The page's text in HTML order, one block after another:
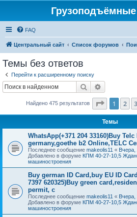
FAQ
Центральный сайт Список форумов
Темы без ответов
Перейти к расширенному поиску
Поиск
Найдено 475 результатов Страница
1 2 3
Темы
WhatsApp(+371 204 33160)Buy
germany,goethe b2 Online,TELC
Последнее сообщение makeolis11 « Вчера,
Добавлено в форуме КПМ 40-27-10,5
машиностроения
Buy german ID Card,buy EU ID
7397 620325)Buy green
permit, c
Последнее сообщение makeolis11 « Вчера,
Добавлено в форуме КПМ 40-27-10,5
машиностроения